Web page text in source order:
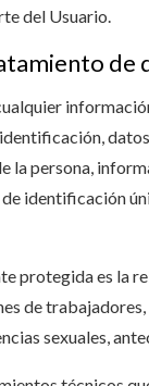
del Usuario.
de
la persona,
identificación
protegida es la
de
sexuales,